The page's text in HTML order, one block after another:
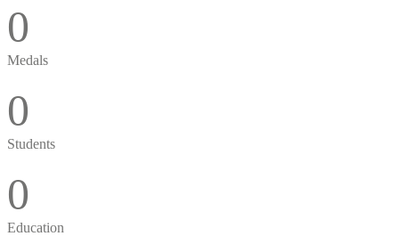
0
Medals
0
Students
0
Education